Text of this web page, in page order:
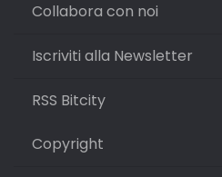
Collabora con noi
Iscriviti alla Newsletter
RSS Bitcity
Copyright